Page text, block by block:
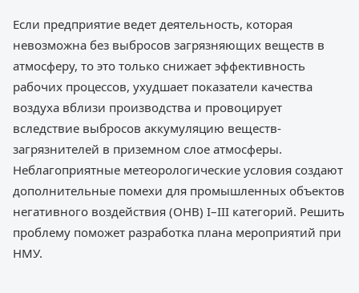
Если предприятие ведет деятельность, которая
невозможна без выбросов загрязняющих веществ в
атмосферу, то это только снижает эффективность
рабочих процессов, ухудшает показатели качества
воздуха вблизи производства и провоцирует
вследствие выбросов аккумуляцию веществ-
загрязнителей в приземном слое атмосферы.
Неблагоприятные метеорологические условия создают
дополнительные помехи для промышленных объектов
негативного воздействия (ОНВ) I–III категорий. Решить
проблему поможет разработка плана мероприятий при
НМУ.